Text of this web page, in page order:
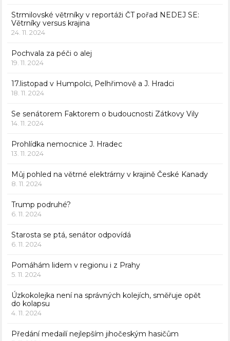
Strmilovské větrníky v reportáži ČT pořad NEDEJ SE:
Větrníky versus krajina
24. 11. 2024
Pochvala za péči o alej
19. 11. 2024
17.listopad v Humpolci, Pelhřimově a J. Hradci
18. 11. 2024
Se senátorem Faktorem o budoucnosti Zátkovy Vily
14. 11. 2024
Prohlídka nemocnice J. Hradec
13. 11. 2024
Můj pohled na větrné elektrárny v krajině České Kanady
8. 11. 2024
Trump podruhé?
6. 11. 2024
Starosta se ptá, senátor odpovídá
6. 11. 2024
Pomáhám lidem v regionu i z Prahy
5. 11. 2024
Úzkokolejka není na správných kolejích, směřuje opět
do kolapsu
4. 11. 2024
Předání medailí nejlepším jihočeským hasičům